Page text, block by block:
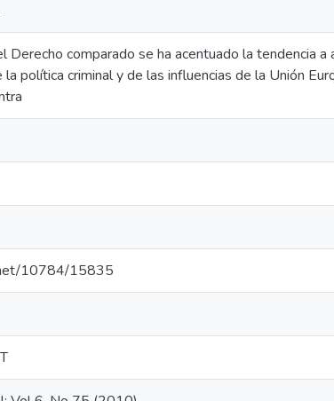
Derecho comparado se ha acentuado la tendencia
política criminal y de las influencias de la Unión
10784/15835